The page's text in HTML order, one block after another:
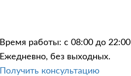
Время работы: с 08:00 до 22:00
Ежедневно, без выходных.
Получить консультацию
АКЦИИ